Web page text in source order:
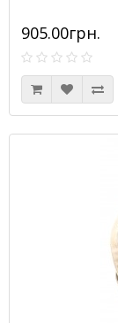
905.00грн.